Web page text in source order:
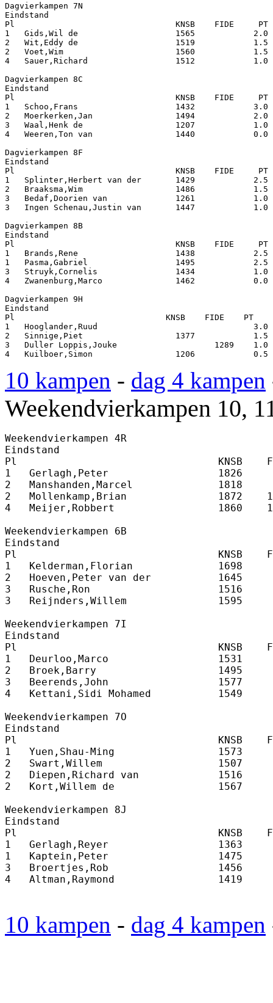
Dagvierkampen 7N
Eindstand
Pl                                 KNSB    FIDE     PT
1   Gids,Wil de                    1565            2.0
2   Wit,Eddy de                    1519            1.5
2   Voet,Wim                       1560            1.5
4   Sauer,Richard                  1512            1.0
Dagvierkampen 8C
Eindstand
Pl                                 KNSB    FIDE     PT
1   Schoo,Frans                    1432            3.0
2   Moerkerken,Jan                 1494            2.0
3   Waal,Henk de                   1207            1.0
4   Weeren,Ton van                 1440            0.0
Dagvierkampen 8F
Eindstand
Pl                                 KNSB    FIDE     PT
1   Splinter,Herbert van der       1429            2.5
2   Braaksma,Wim                   1486            1.5
3   Bedaf,Doorien van              1261            1.0
3   Ingen Schenau,Justin van       1447
Dagvierkampen 8B
Eindstand
Pl                                 KNSB    FIDE     PT
1   Brands,Rene                    1438            2.5
1   Pasma,Gabriel                  1495            2.5
3   Struyk,Cornelis                1434            1.0
4   Zwanenburg,Marco               1462            0.0
Dagvierkampen 9H
Eindstand
Pl                               KNSB    FIDE    PT
1   Hooglander,Ruud                                3.0
2   Sinnige,Piet                   1377            1.5
3   Duller Loppis,Jouke                    1289    1.0
4   Kuilboer,Simon                 1206            0.5
10 kampen - dag 4 kampen
Weekendvierkampen 10,
Weekendvierkampen 4R
Eindstand
Pl                                 KNSB
1   Gerlagh,Peter                  1826
2   Manshanden,Marcel              1818
2   Mollenkamp,Brian               1872
4   Meijer,Robbert                 1860
Weekendvierkampen 6B
Eindstand
Pl                                 KNSB
1   Kelderman,Florian              1698
2   Hoeven,Peter van der           1645
3   Rusche,Ron                     1516
3   Reijnders,Willem               1595
Weekendvierkampen 7I
Eindstand
Pl                                 KNSB
1   Deurloo,Marco                  1531
2   Broek,Barry                    1495
3   Beerends,John                  1577
4   Kettani,Sidi Mohamed           1549
Weekendvierkampen 7O
Eindstand
Pl                                 KNSB
1   Yuen,Shau-Ming                 1573
2   Swart,Willem                   1507
2   Diepen,Richard van             1516
2   Kort,Willem de                 1567
Weekendvierkampen 8J
Eindstand
Pl                                 KNSB
1   Gerlagh,Reyer                  1363
1   Kaptein,Peter                  1475
3   Broertjes,Rob                  1456
4   Altman,Raymond                 1419
10 kampen - dag 4 kampen